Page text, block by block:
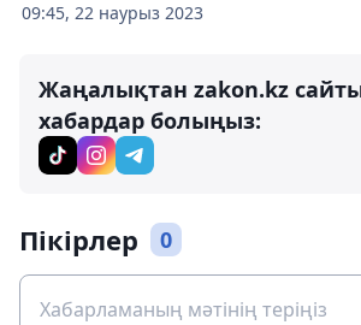
09:45, 22 наурыз 2023
Жаңалықтан zakon.kz
хабардар болыңыз:
Пікірлер 0